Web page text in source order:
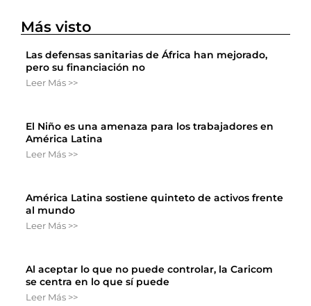
Más visto
Las defensas sanitarias de África han mejorado,
pero su financiación no
Leer Más >>
El Niño es una amenaza para los trabajadores en
América Latina
Leer Más >>
América Latina sostiene quinteto de activos frente
al mundo
Leer Más >>
Al aceptar lo que no puede controlar, la Caricom
se centra en lo que sí puede
Leer Más >>